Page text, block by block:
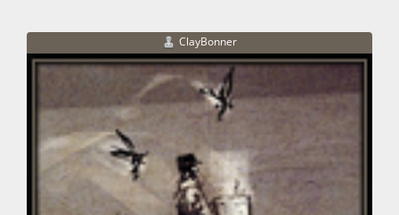
ClayBonner